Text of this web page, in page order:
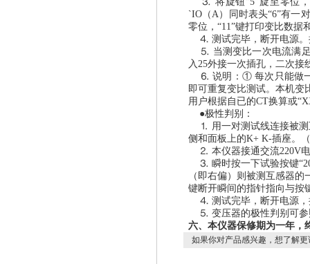
`IO（A）同时表头“6”有一
零位，“11”键打印变比数据
⒋ 测试完毕，断开电源
⒌ 当测变比一次电流满
入25外接一次插孔，二次接
⒍ 说明：① 每次只能做
即可重复变比测试。本机
用户根据自已的CT换算或
●极性判别：
⒈ 用一对测试线连接被
侧和面板上的K+ K-插座。
⒉ 本仪器接通交流220V
⒊ 瞬时按一下试验按键“
（即右偏）则被测互感器
键断开瞬间的指针指向与按
⒋ 测试完毕，断开电源
⒌ 变压器的极性判别可
六、本仪器保修期为一年，
如果你对产品感兴趣，想了解